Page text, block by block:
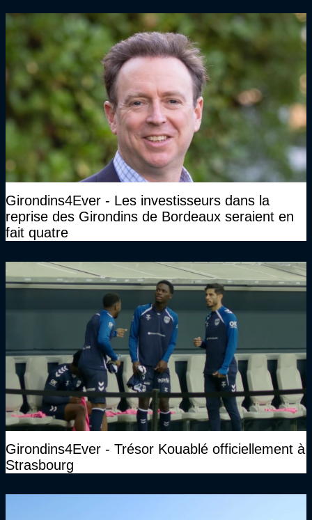
Girondins4Ever - Les investisseurs dans la
reprise des Girondins de Bordeaux seraient en
fait quatre
Girondins4Ever - Trésor Kouablé officiellement à
Strasbourg